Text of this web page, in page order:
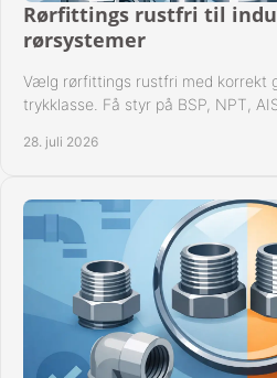
Rørfittings rustfri til
rørsystemer
Vælg rørfittings rustfri med korrekt
trykklasse. Få styr på BSP, NPT,
28. juli 2026